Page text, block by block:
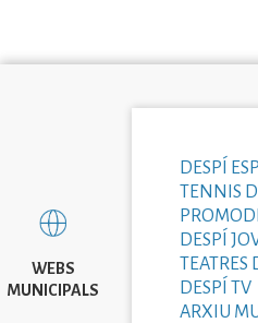
WEBS
MUNICIPALS
DESPÍ
TENNIS
DESPÍ
TEATRES
DESPÍ TV
ARXIU